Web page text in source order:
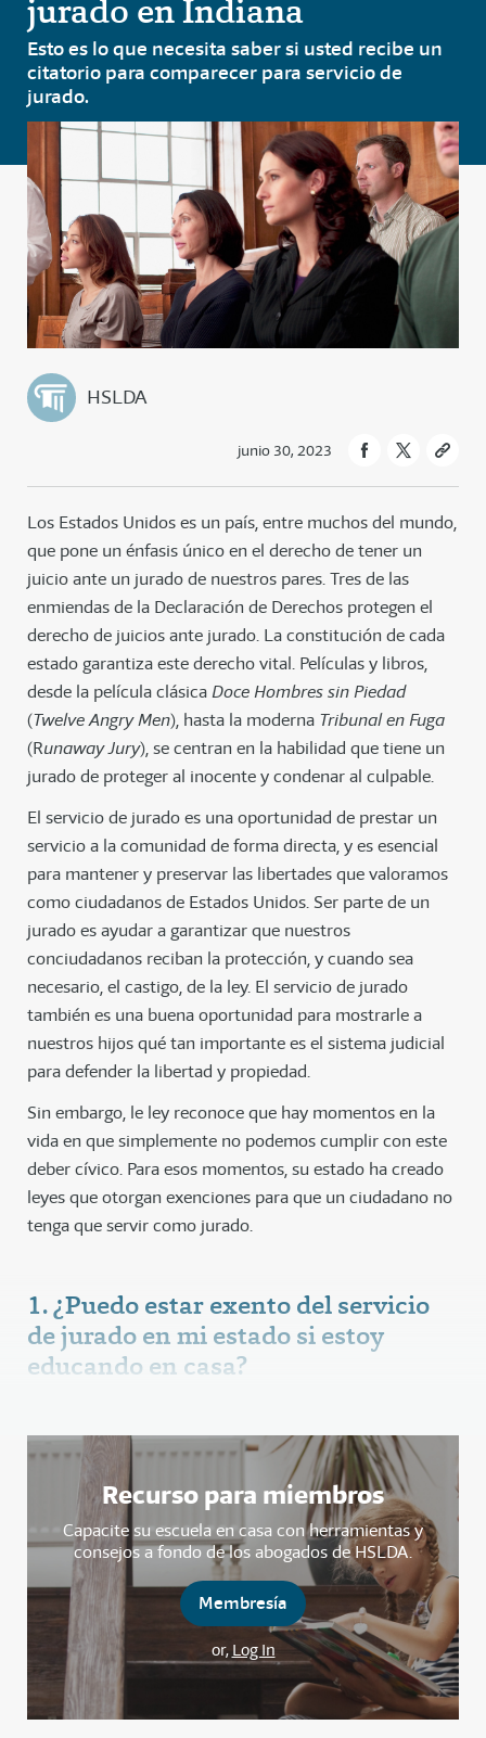
jurado en Indiana
Esto es lo que necesita saber si usted recibe un
citatorio para comparecer para servicio de
jurado.
HSLDA
junio 30, 2023
Los Estados Unidos es un país, entre muchos del mundo,
que pone un énfasis único en el derecho de tener un
juicio ante un jurado de nuestros pares. Tres de las
enmiendas de la Declaración de Derechos protegen el
derecho de juicios ante jurado. La constitución de cada
estado garantiza este derecho vital. Películas y libros,
desde la película clásicaDoce Hombres sin Piedad
(Twelve Angry Men), hasta la moderna Tribunal en Fuga
(Runaway Jury), se centran en la habilidad que tiene un
jurado de proteger al inocente y condenar al culpable.
El servicio de jurado es una oportunidad de prestar un
servicio a la comunidad de forma directa, y es esencial
para mantener y preservar las libertades que valoramos
como ciudadanos de Estados Unidos. Ser parte de un
jurado es ayudar a garantizar que nuestros
conciudadanos reciban la protección, y cuando sea
necesario, el castigo, de la ley. El servicio de jurado
también es una buena oportunidad para mostrarle a
nuestros hijos qué tan importante es el sistema judicial
para defender la libertad y propiedad.
Sin embargo, le ley reconoce que hay momentos en la
vida en que simplemente no podemos cumplir con este
deber cívico. Para esos momentos, su estado ha creado
leyes que otorgan exenciones para que un ciudadano no
tenga que servir como jurado.
1. ¿Puedo estar exento del servicio
de jurado en mi estado si estoy
educando en casa?
Recurso para miembros
Capacite su escuela en casa con herramientas y
consejos a fondo de los abogados de HSLDA.
Membresía
or, Log In